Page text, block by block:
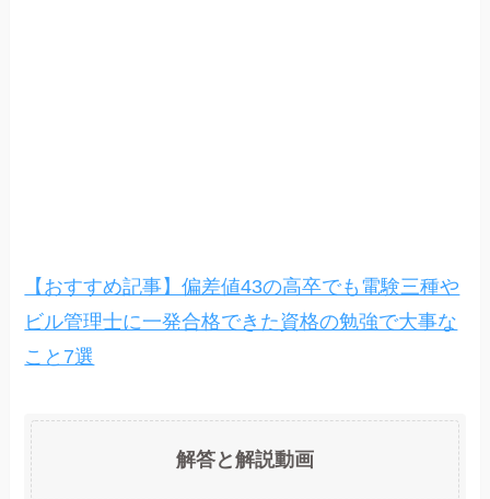
【おすすめ記事】偏差値43の高卒でも電験三種や
ビル管理士に一発合格できた資格の勉強で大事な
こと7選
解答と解説動画